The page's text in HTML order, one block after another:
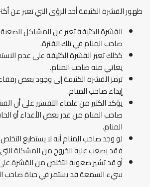
ظهور القشرة الكثيفة أحد الرؤى التي تعبر عن
القشرة الكثيفة تعبر عن المشاكل
صاحب المنام في تلك الفترة.
كذلك تعبر القشرة الكثيفة على عدم
يعاني منه صاحب المنام.
ترمز القشرة الكثيفة إلى وجود بعض
إيذاء صاحب المنام.
يؤكد الكثير من علماء التفسير على أن
صاحب المنام من غدر بعض الأعداء أو
المنام.
لو وجد صاحب المنام أنه لا يستطيع
فقد يصعب عليه الخروج من المشكلة
أو قد تشير صعوبة التخلص من القشرة
سيء السمعة قد يستمر في حياة صاحب